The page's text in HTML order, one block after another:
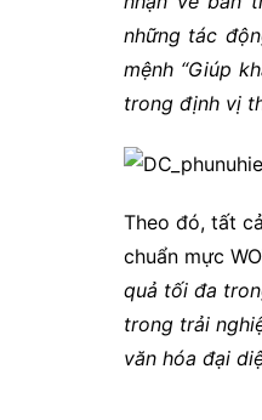
những tác
mệnh “Giúp
trong định vị
Theo đó, tất
chuẩn mực
quả tối đa
trong trải
văn hóa đại